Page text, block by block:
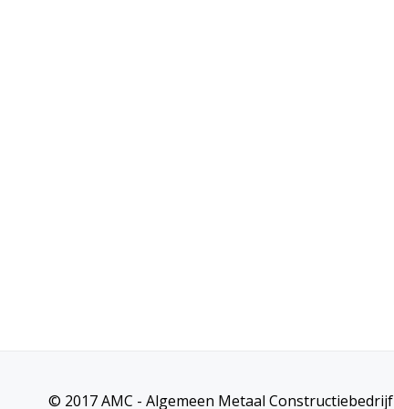
© 2017 AMC - Algemeen Metaal Constructiebedrijf